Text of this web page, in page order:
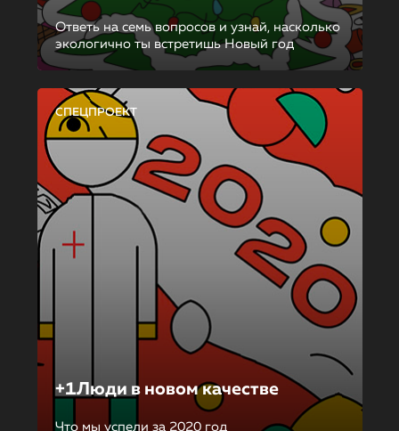
Ответь на семь вопросов и узнай, насколько
экологично ты встретишь Новый год
СПЕЦПРОЕКТ
+1Люди в новом качестве
Что мы успели за 2020 год